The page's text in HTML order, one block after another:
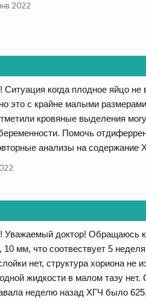
2022
Ситуация когда плодное яйцо
это с крайне малыми
кровяные выделения
Помочь
анализы на содержание
Уважаемый доктор! Обращаюсь
10 мм, что соотвествует 5
нет, структура хориона
жидкости в малом тазу
неделю назад ХГЧ было